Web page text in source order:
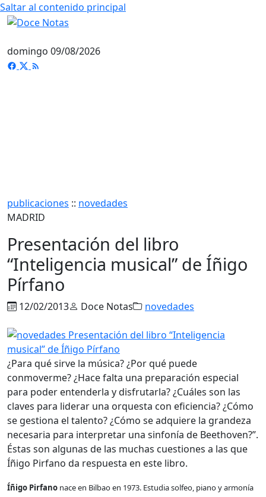
Saltar al contenido principal
domingo 09/08/2026
publicaciones :: novedades
MADRID
Presentación del libro
“Inteligencia musical” de Íñigo
Pírfano
12/02/2013 Doce Notas novedades
¿Para qué sirve la música? ¿Por qué puede
conmoverme? ¿Hace falta una preparación especial
para poder entenderla y disfrutarla? ¿Cuáles son las
claves para liderar una orquesta con eficiencia? ¿Cómo
se gestiona el talento? ¿Cómo se adquiere la grandeza
necesaria para interpretar una sinfonía de Beethoven?”.
Éstas son algunas de las muchas cuestiones a las que
Íñigo Pirfano da respuesta en este libro.
Íñigo Pirfano nace en Bilbao en 1973. Estudia solfeo, piano y armonía